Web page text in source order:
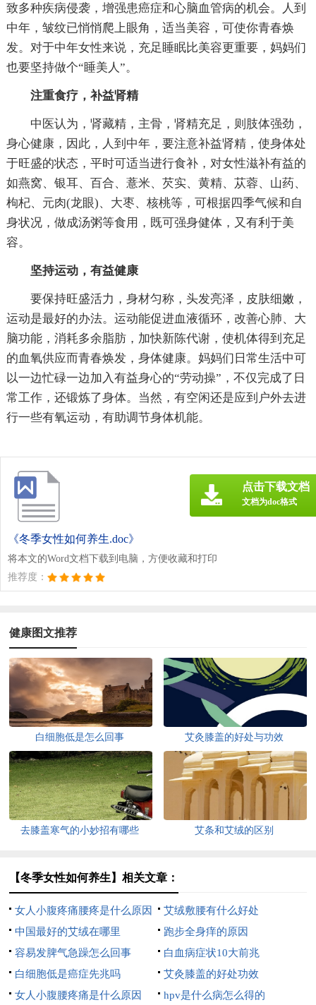
致多种疾病侵袭，增强患癌症和心脑血管病的机会。人到
中年，皱纹已悄悄爬上眼角，适当美容，可使你青春焕
发。对于中年女性来说，充足睡眠比美容更重要，妈妈们
也要坚持做个“睡美人”。
注重食疗，补益肾精
中医认为，肾藏精，主骨，肾精充足，则肢体强劲，
身心健康，因此，人到中年，要注意补益肾精，使身体处
于旺盛的状态，平时可适当进行食补，对女性滋补有益的
如燕窝、银耳、百合、薏米、芡实、黄精、苁蓉、山药、
枸杞、元肉(龙眼)、大枣、核桃等，可根据四季气候和自
身状况，做成汤粥等食用，既可强身健体，又有利于美
容。
坚持运动，有益健康
要保持旺盛活力，身材匀称，头发亮泽，皮肤细嫩，
运动是最好的办法。运动能促进血液循环，改善心肺、大
脑功能，消耗多余脂肪，加快新陈代谢，使机体得到充足
的血氧供应而青春焕发，身体健康。妈妈们日常生活中可
以一边忙碌一边加入有益身心的“劳动操”，不仅完成了日
常工作，还锻炼了身体。当然，有空闲还是应到户外去进
行一些有氧运动，有助调节身体机能。
《冬季女性如何养生.doc》
将本文的Word文档下载到电脑，方便收藏和打印
推荐度：
点击下载文档
文档为doc格式
健康图文推荐
白细胞低是怎么回事 艾灸膝盖的好处与功效
去膝盖寒气的小妙招有哪些 艾条和艾绒的区别
【冬季女性如何养生】相关文章：
女人小腹疼痛腰疼是什么原因
艾绒敷腰有什么好处
中国最好的艾绒在哪里
跑步全身痒的原因
容易发脾气急躁怎么回事
白血病症状10大前兆
白细胞低是癌症先兆吗
艾灸膝盖的好处功效
女人小腹腰疼痛是什么原因
hpv是什么病怎么得的